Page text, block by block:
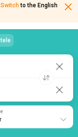
Switch to the English